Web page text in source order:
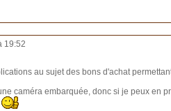
19:52
au sujet des bons d'achat
caméra embarquée, donc si je peux en